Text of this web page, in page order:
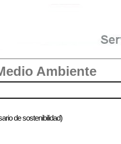
Ambiente
de sostenibilidad)